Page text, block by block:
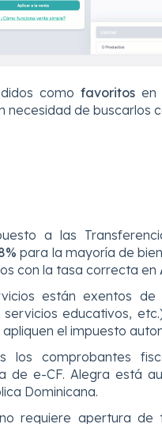
comofavoritos en
necesidad de buscarlos
a las
para la mayoría de
con la tasa correcta en
están exentos
educativos,
el impuesto
comprobantes
de e-CF. Alegra está
Dominicana.
requiere apertura de